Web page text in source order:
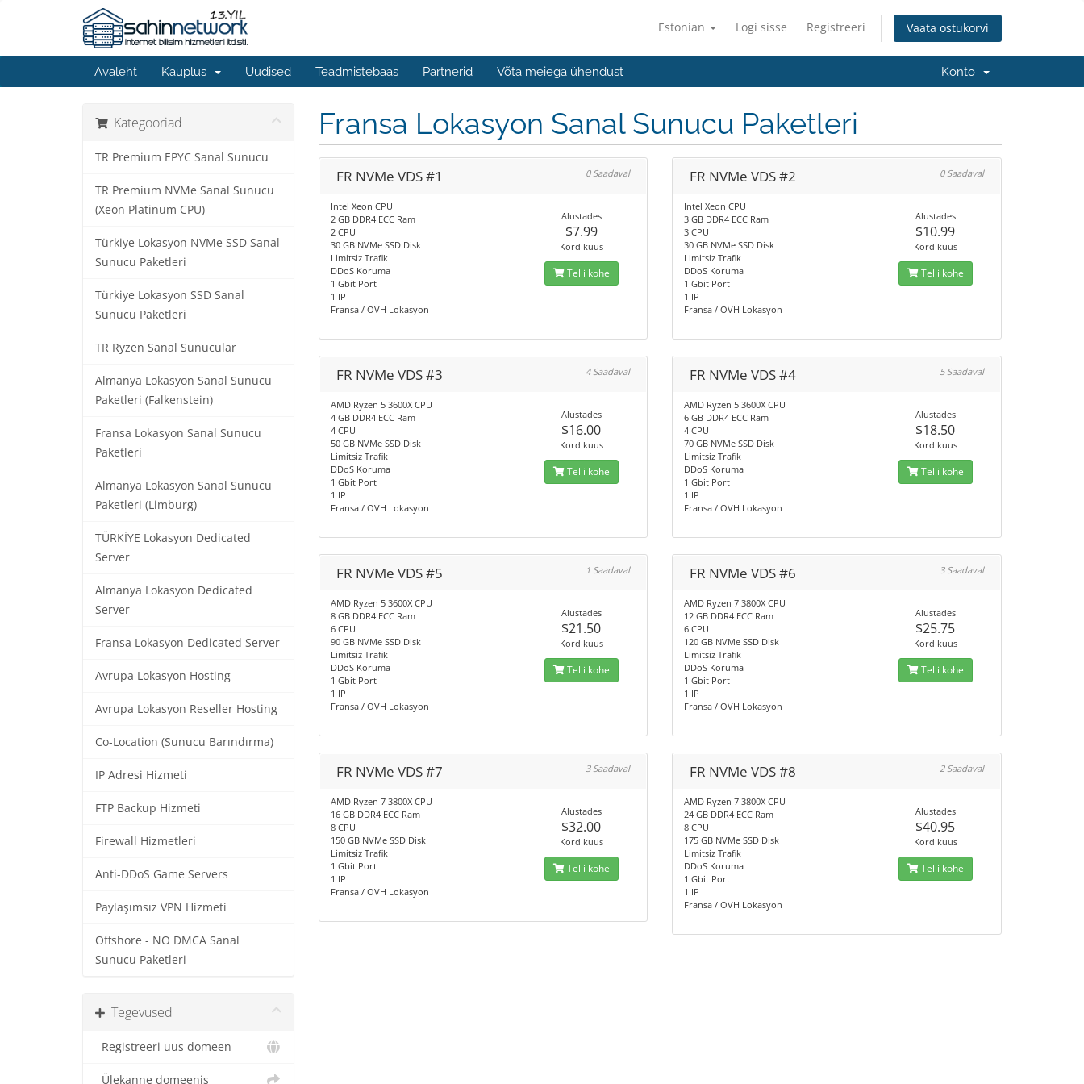
Estonian Logi sisse Registreeri Vaata ostukorvi
Avaleht Kauplus Uudised Teadmistebaas Partnerid Võta meiega ühendust Konto
Kategooriad
TR Premium EPYC Sanal Sunucu
TR Premium NVMe Sanal Sunucu
(Xeon Platinum CPU)
Türkiye Lokasyon NVMe SSD Sanal
Sunucu Paketleri
Türkiye Lokasyon SSD Sanal
Sunucu Paketleri
TR Ryzen Sanal Sunucular
Almanya Lokasyon Sanal Sunucu
Paketleri (Falkenstein)
Fransa Lokasyon Sanal Sunucu
Paketleri
Almanya Lokasyon Sanal Sunucu
Paketleri (Limburg)
TÜRKİYE Lokasyon Dedicated
Server
Almanya Lokasyon Dedicated
Server
Fransa Lokasyon Dedicated Server
Avrupa Lokasyon Hosting
Avrupa Lokasyon Reseller Hosting
Co-Location (Sunucu Barındırma)
IP Adresi Hizmeti
FTP Backup Hizmeti
Firewall Hizmetleri
Anti-DDoS Game Servers
Paylaşımsız VPN Hizmeti
Offshore - NO DMCA Sanal
Sunucu Paketleri
Tegevused
Registreeri uus domeen
Ülekanne domeenis
Fransa Lokasyon Sanal Sunucu Paketleri
FR NVMe VDS #1 0 Saadaval
Intel Xeon CPU
2 GB DDR4 ECC Ram
2 CPU
30 GB NVMe SSD Disk
Limitsiz Trafik
DDoS Koruma
1 Gbit Port
1 IP
Fransa / OVH Lokasyon
Alustades
$7.99
Kord kuus
Telli kohe
FR NVMe VDS #2 0 Saadaval
Intel Xeon CPU
3 GB DDR4 ECC Ram
3 CPU
30 GB NVMe SSD Disk
Limitsiz Trafik
DDoS Koruma
1 Gbit Port
1 IP
Fransa / OVH Lokasyon
Alustades
$10.99
Kord kuus
Telli kohe
FR NVMe VDS #3 4 Saadaval
AMD Ryzen 5 3600X CPU
4 GB DDR4 ECC Ram
4 CPU
50 GB NVMe SSD Disk
Limitsiz Trafik
DDoS Koruma
1 Gbit Port
1 IP
Fransa / OVH Lokasyon
Alustades
$16.00
Kord kuus
Telli kohe
FR NVMe VDS #4 5 Saadaval
AMD Ryzen 5 3600X CPU
6 GB DDR4 ECC Ram
4 CPU
70 GB NVMe SSD Disk
Limitsiz Trafik
DDoS Koruma
1 Gbit Port
1 IP
Fransa / OVH Lokasyon
Alustades
$18.50
Kord kuus
Telli kohe
FR NVMe VDS #5 1 Saadaval
AMD Ryzen 5 3600X CPU
8 GB DDR4 ECC Ram
6 CPU
90 GB NVMe SSD Disk
Limitsiz Trafik
DDoS Koruma
1 Gbit Port
1 IP
Fransa / OVH Lokasyon
Alustades
$21.50
Kord kuus
Telli kohe
FR NVMe VDS #6 3 Saadaval
AMD Ryzen 7 3800X CPU
12 GB DDR4 ECC Ram
6 CPU
120 GB NVMe SSD Disk
Limitsiz Trafik
DDoS Koruma
1 Gbit Port
1 IP
Fransa / OVH Lokasyon
Alustades
$25.75
Kord kuus
Telli kohe
FR NVMe VDS #7 3 Saadaval
AMD Ryzen 7 3800X CPU
16 GB DDR4 ECC Ram
8 CPU
150 GB NVMe SSD Disk
Limitsiz Trafik
1 Gbit Port
1 IP
Fransa / OVH Lokasyon
Alustades
$32.00
Kord kuus
Telli kohe
FR NVMe VDS #8 2 Saadaval
AMD Ryzen 7 3800X CPU
24 GB DDR4 ECC Ram
8 CPU
175 GB NVMe SSD Disk
Limitsiz Trafik
DDoS Koruma
1 Gbit Port
1 IP
Fransa / OVH Lokasyon
Alustades
$40.95
Kord kuus
Telli kohe